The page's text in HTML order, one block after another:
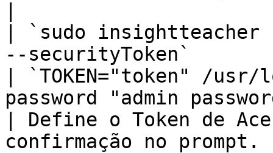
| `sudo insightteacher
--securityToken`
| `TOKEN="token" /
password "admin
| Define o Token de
confirmação no prompt.